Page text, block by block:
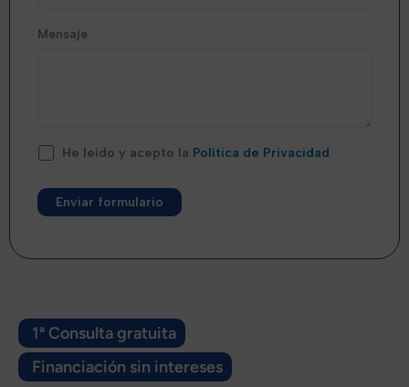
1ª Consulta gratuita
Financiación sin intereses
Mensaje
He leído y acepto la Política de Privacidad